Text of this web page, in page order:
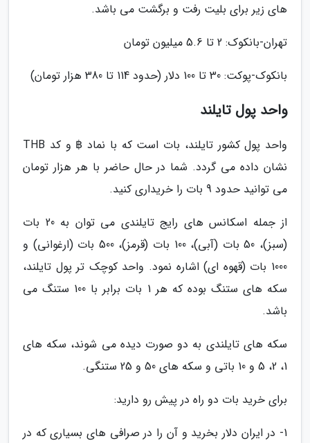
های زیر برای بلیت رفت و برگشت می باشد.
تهران-بانکوک: 2 تا 5.6 میلیون تومان
بانکوک-پوکت: 30 تا 100 دلار (حدود 114 تا 380 هزار تومان)
واحد پول تایلند
واحد پول کشور تایلند، بات است که با نماد ฿ و کد THB
نشان داده می گردد. شما در حال حاضر با هر هزار تومان
می توانید حدود 9 بات را خریداری کنید.
از جمله اسکانس های رایج تایلندی می توان به 20 بات
(سبز)، 50 بات (آبی)، 100 بات (قرمز)، 500 بات (ارغوانی) و
1000 بات (قهوه ای) اشاره نمود. واحد کوچک تر پول تایلند،
سکه های ستنگ بوده که هر 1 بات برابر با 100 ستنگ می
باشد.
سکه های تایلندی به دو صورت دیده می شوند، سکه های
1، 2، 5 و 10 باتی و سکه های 50 و 25 ستنگی.
برای خرید بات دو راه در پیش رو دارید:
1- در ایران دلار بخرید و آن را در صرافی های بسیاری که در